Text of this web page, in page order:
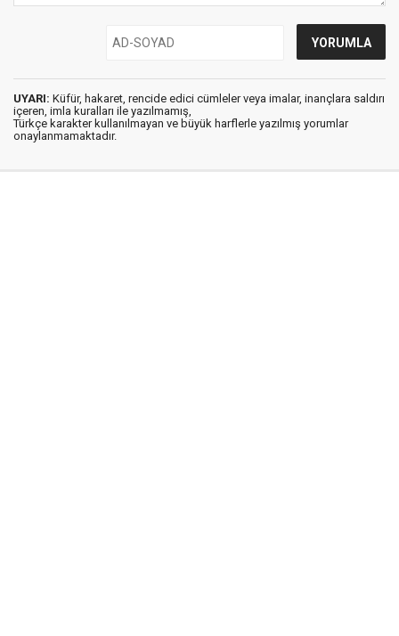
UYARI: Küfür, hakaret, rencide edici cümleler veya imalar, inançlara saldırı
içeren, imla kuralları ile yazılmamış,
Türkçe karakter kullanılmayan ve büyük harflerle yazılmış yorumlar
onaylanmamaktadır.